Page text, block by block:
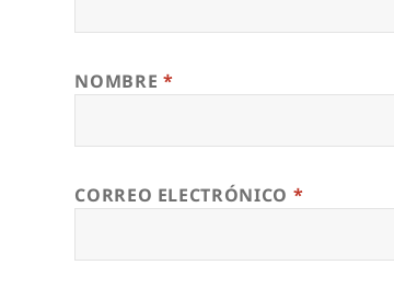
NOMBRE *
CORREO ELECTRÓNICO *